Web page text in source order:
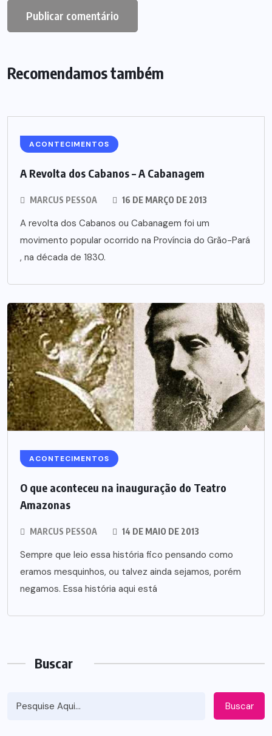
Recomendamos também
ACONTECIMENTOS
A Revolta dos Cabanos – A Cabanagem
MARCUS PESSOA 16 DE MARÇO DE 2013
A revolta dos Cabanos ou Cabanagem foi um
movimento popular ocorrido na Província do Grão-Pará
, na década de 1830.
ACONTECIMENTOS
O que aconteceu na inauguração do Teatro
Amazonas
MARCUS PESSOA 14 DE MAIO DE 2013
Sempre que leio essa história fico pensando como
eramos mesquinhos, ou talvez ainda sejamos, porém
negamos. Essa história aqui está
Buscar
Buscar